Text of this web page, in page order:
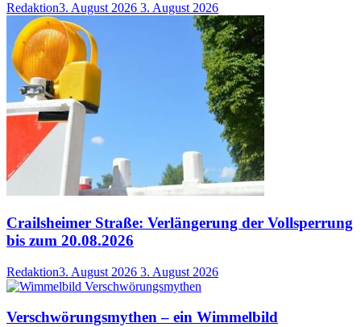
Redaktion3. August 2026 3. August 2026
Crailsheimer Straße: Verlängerung der Vollsperrung
bis zum 20.08.2026
Redaktion3. August 2026 3. August 2026
Verschwörungsmythen – ein Wimmelbild